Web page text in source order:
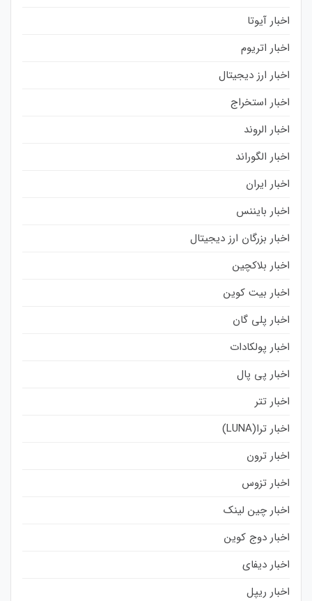
اخبار آیوتا
اخبار اتریوم
اخبار ارز دیجیتال
اخبار استخراج
اخبار الروند
اخبار الگوراند
اخبار ایران
اخبار بایننس
اخبار بزرگان ارز دیجیتال
اخبار بلاکچین
اخبار بیت کوین
اخبار پلی گان
اخبار پولکادات
اخبار پی پال
اخبار تتر
اخبار ترا(LUNA)
اخبار ترون
اخبار تزوس
اخبار چین لینک
اخبار دوج کوین
اخبار دیفای
اخبار ریپل